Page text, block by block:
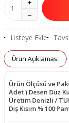
Listeye Ekle
Ürün Açıklaması
Ürün Ölçüsü ve
Adet ) Desen Düz
Üretim Denizli /
Dış Kısım % 100